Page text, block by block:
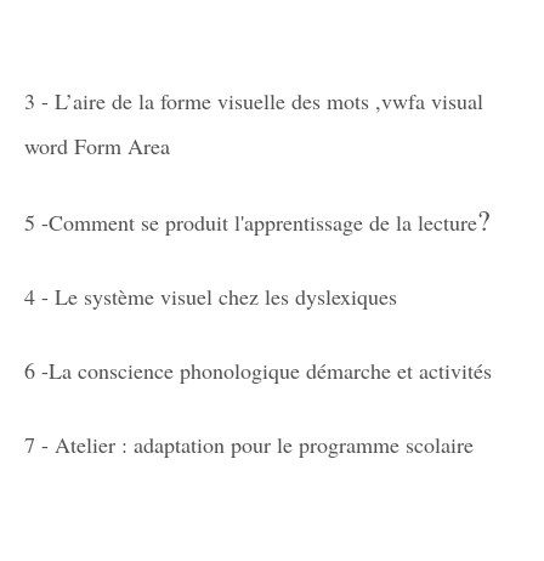
3 - L’aire de la forme visuelle des mots ,vwfa visual
word Form Area
5 -Comment se produit l'apprentissage de la lecture?
4 - Le système visuel chez les dyslexiques
6 -La conscience phonologique démarche et activités
7 - Atelier : adaptation pour le programme scolaire